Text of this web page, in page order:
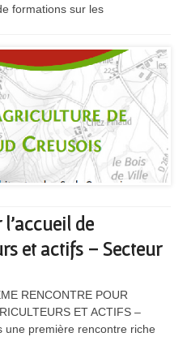
formations sur les
de
et actifs – Secteur
RENCONTRE POUR
ET ACTIFS –
une première rencontre riche